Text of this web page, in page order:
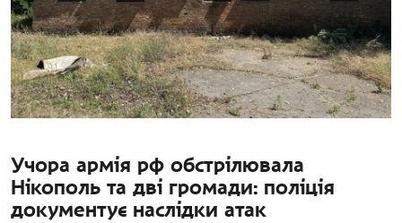
Учора армія рф обстрілювала
Нікополь та дві громади: поліція
документує наслідки атак